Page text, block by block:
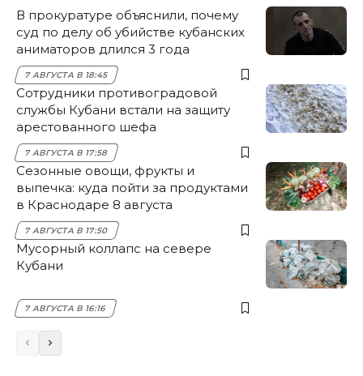
В прокуратуре объяснили, почему
суд по делу об убийстве кубанских
аниматоров длился 3 года
7 АВГУСТА В 18:45
Сотрудники противоградовой
службы Кубани встали на защиту
арестованного шефа
7 АВГУСТА В 17:58
Сезонные овощи, фрукты и
выпечка: куда пойти за продуктами
в Краснодаре 8 августа
7 АВГУСТА В 17:50
Мусорный коллапс на севере
Кубани
7 АВГУСТА В 16:16